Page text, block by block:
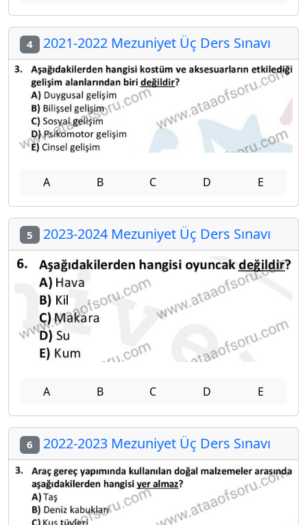
4 2021-2022 Mezuniyet Üç Ders Sınavı
A B C D E
5 2023-2024 Mezuniyet Üç Ders Sınavı
A B C D E
6 2022-2023 Mezuniyet Üç Ders Sınavı